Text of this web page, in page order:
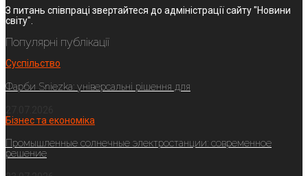
З питань співпраці звертайтеся до адміністрації сайту "Новини
світу".
Популярні публікації
Суспільство
Фарби Sniezka: універсальні рішення для
Бізнес та економіка
Промышленные солнечные электростанции: современное
решение